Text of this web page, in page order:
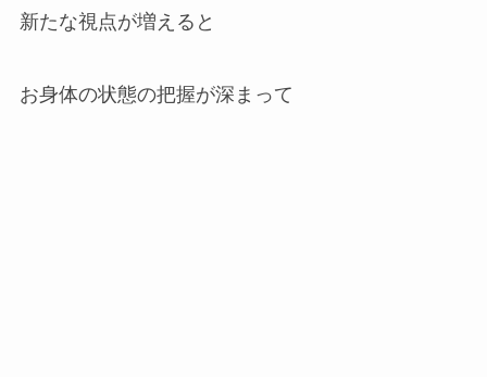
新たな視点が増えると
お身体の状態の把握が深まって